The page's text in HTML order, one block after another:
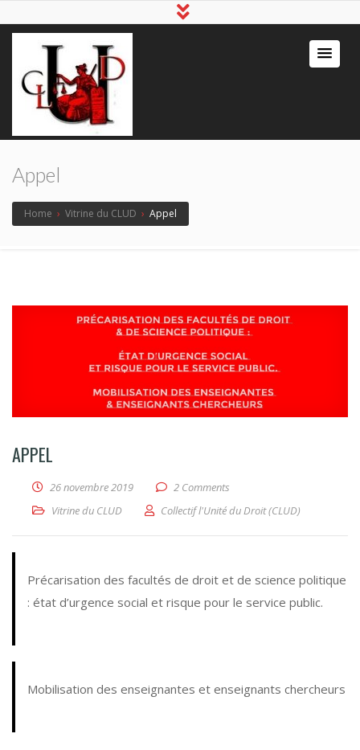
Appel
Home › Vitrine du CLUD › Appel
APPEL
26 novembre 2019
2 Comments
Vitrine du CLUD
Collectif l'Unité du Droit (CLUD)
Précarisation des facultés de droit et de science politique
: état d’urgence social et risque pour le service public.
Mobilisation des enseignantes et enseignants chercheurs